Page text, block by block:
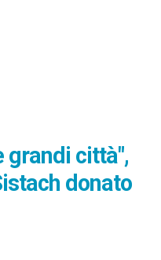
grandi città",
donato